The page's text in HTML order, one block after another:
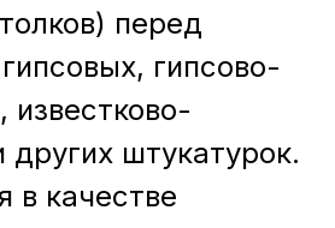
перед
гипсово-
известково-
штукатурок.
в качестве